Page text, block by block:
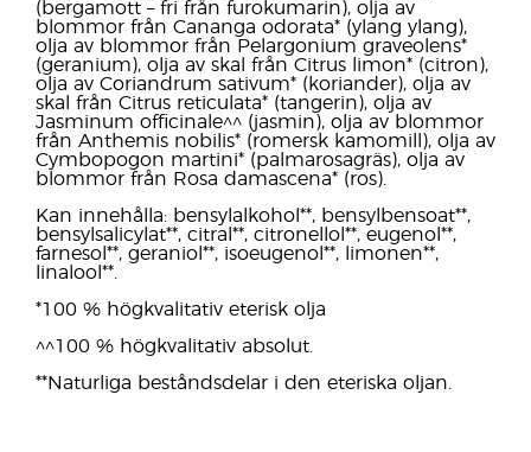
(bergamott – fri från furokumarin), olja av
blommor från Cananga odorata* (ylang ylang),
olja av blommor från Pelargonium graveolens*
(geranium), olja av skal från Citrus limon* (citron),
olja av Coriandrum sativum* (koriander), olja av
skal från Citrus reticulata* (tangerin), olja av
Jasminum officinale^^ (jasmin), olja av blommor
från Anthemis nobilis* (romersk kamomill), olja av
Cymbopogon martini* (palmarosagräs), olja av
blommor från Rosa damascena* (ros).
Kan innehålla: bensylalkohol**, bensylbensoat**,
bensylsalicylat**, citral**, citronellol**, eugenol**,
farnesol**, geraniol**, isoeugenol**, limonen**,
linalool**.
*100 % högkvalitativ eterisk olja
^^100 % högkvalitativ absolut.
**Naturliga beståndsdelar i den eteriska oljan.